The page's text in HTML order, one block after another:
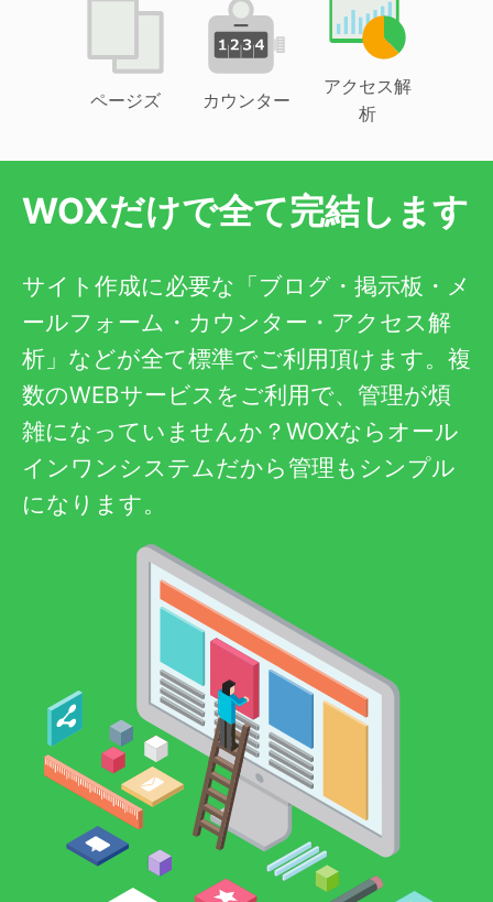
ページズ カウンター
アクセス解
析
WOXだけで全て完結します
サイト作成に必要な「ブログ・掲示板・メ
ールフォーム・カウンター・アクセス解
析」などが全て標準でご利用頂けます。複
数のWEBサービスをご利用で、管理が煩
雑になっていませんか？WOXならオール
インワンシステムだから管理もシンプル
になります。